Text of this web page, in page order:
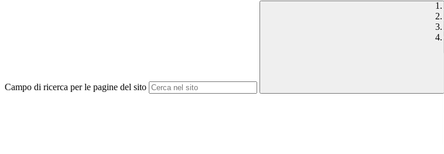
Campo di ricerca per le pagine del sito